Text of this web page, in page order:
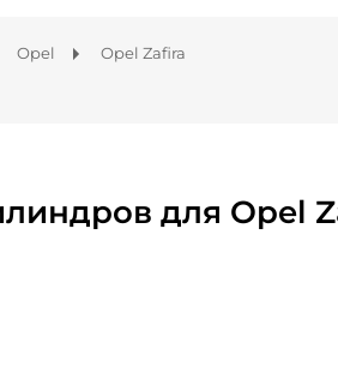
Opel Opel Zafira
для Opel